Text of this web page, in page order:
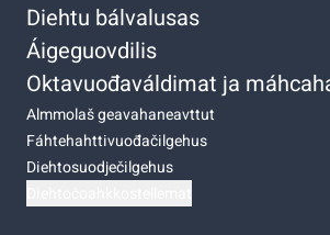
Diehtu bálvalusas
Áigeguovdilis
Oktavuođaváldimat ja
Almmolaš geavahaneavttut
Fáhtehahttivuođačilgehus
Diehtosuodječilgehus